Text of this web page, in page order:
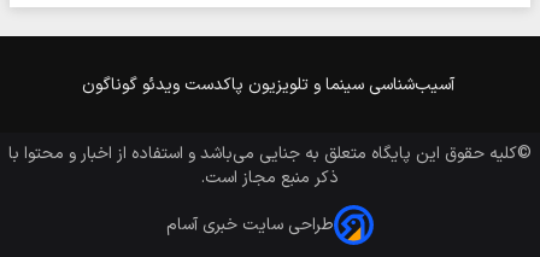
آسیب‌شناسی سینما و تلویزیون پاکدست ویدئو گوناگون
©کلیه حقوق این پایگاه متعلق به جنایی می‌باشد و استفاده از اخبار و محتوا با
ذکر منبع مجاز است.
طراحی سایت خبری آسام